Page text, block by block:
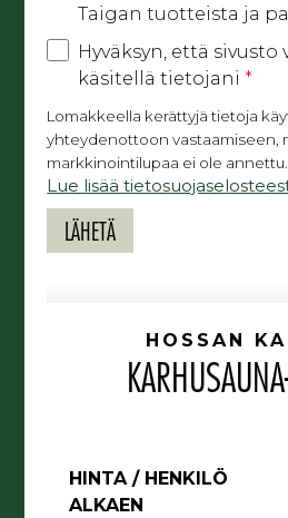
Taigan tuotteista ja
Hyväksyn, että
käsitellä tietojani *
Lomakkeella kerättyjä tietoja
yhteydenottoon vastaamiseen,
markkinointilupaa ei ole annettu.
Lue lisää
HOSSAN
HINTA / HENKILÖ
ALKAEN